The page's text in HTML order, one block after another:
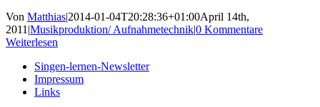
Von Matthias|2014-01-04T20:28:36+01:00April 14th,
2011 |Musikproduktion/ Aufnahmetechnik|0 Kommentare
Weiterlesen
Singen-lernen-Newsletter
Impressum
Links